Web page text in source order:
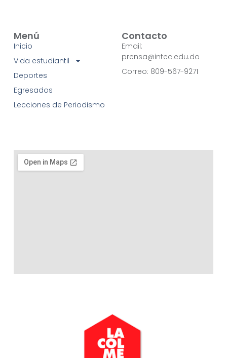
Menú
Inicio
Vida estudiantil
Deportes
Egresados
Lecciones de Periodismo
Contacto
Email:
prensa@intec.edu.do
Correo: 809-567-9271